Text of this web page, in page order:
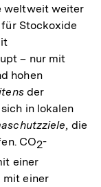
weltweit weiter
Stockoxide
– nur mit
hohen
der
in lokalen
, die
CO2-
einer
mit einer